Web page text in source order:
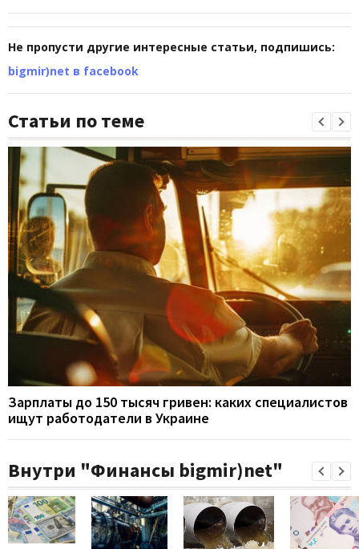
Не пропусти другие интересные статьи, подпишись:
bigmir)net в facebook
Статьи по теме
Зарплаты до 150 тысяч гривен: каких специалистов
ищут работодатели в Украине
Внутри "Финансы bigmir)net"